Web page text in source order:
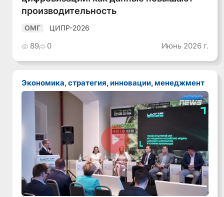
производительность
ОМГ ЦИПР-2026
89 0 Июнь 2026 г.
Экономика, стратегия, инновации, менеджмент
Смотреть видео